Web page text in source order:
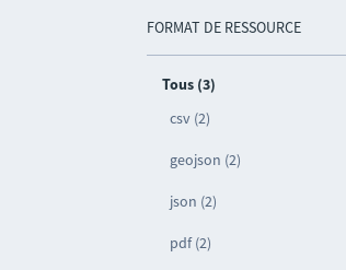
FORMAT DE RESSOURCE
Tous (3)
csv (2)
geojson (2)
json (2)
pdf (2)